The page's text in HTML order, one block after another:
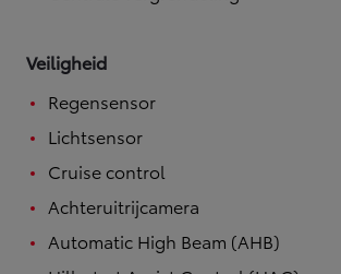
Veiligheid
Regensensor
Lichtsensor
Cruise control
Achteruitrijcamera
Automatic High Beam (AHB)